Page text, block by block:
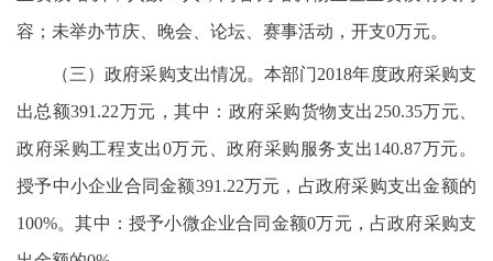
容；未举办节庆、晚会、论坛、赛事活动，开支0万元。
（三）政府采购支出情况。本部门2018年度政府采购支
出总额391.22万元，其中：政府采购货物支出250.35万元、
政府采购工程支出0万元、政府采购服务支出140.87万元。
授予中小企业合同金额391.22万元，占政府采购支出金额的
100%。其中：授予小微企业合同金额0万元，占政府采购支